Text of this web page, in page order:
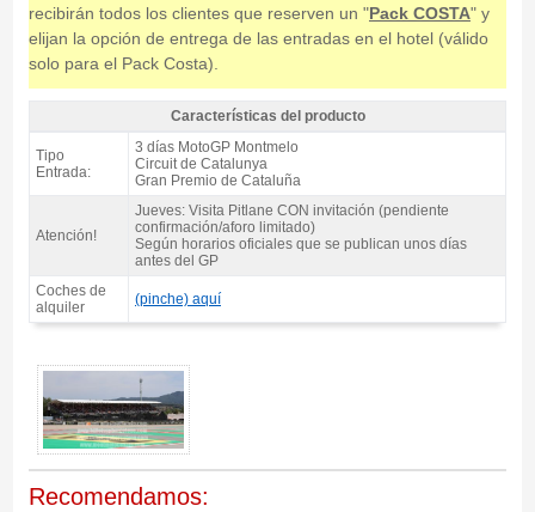
recibirán todos los clientes que reserven un "Pack COSTA" y
elijan la opción de entrega de las entradas en el hotel (válido
solo para el Pack Costa).
Entrada motogp Tribuna H, moto GP Catalunya 2027 - Características del
producto
Características del producto
Tipo
Entrada:
3 días MotoGP Montmelo
Circuit de Catalunya
Gran Premio de Cataluña
Atención!
Jueves: Visita Pitlane CON invitación (pendiente
confirmación/aforo limitado)
Según horarios oficiales que se publican unos días
antes del GP
Coches de
alquiler
(pinche) aquí
Recomendamos: